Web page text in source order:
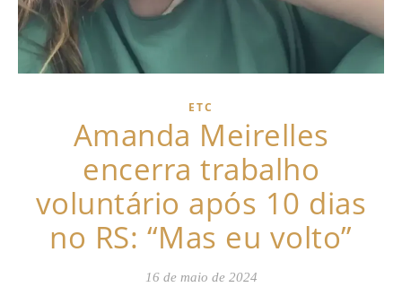
ETC
Amanda Meirelles
encerra trabalho
voluntário após 10 dias
no RS: “Mas eu volto”
16 de maio de 2024